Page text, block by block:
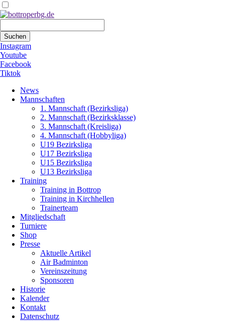
Suchen
Instagram
Youtube
Facebook
Tiktok
überspringen
News
Mannschaften
1. Mannschaft (Bezirksliga)
2. Mannschaft (Bezirksklasse)
3. Mannschaft (Kreisliga)
4. Mannschaft (Hobbyliga)
U19 Bezirksliga
U17 Bezirksliga
U15 Bezirksliga
U13 Bezirksliga
Training
Training in Bottrop
Training in Kirchhellen
Trainerteam
Mitgliedschaft
Turniere
Shop
Presse
Aktuelle Artikel
Air Badminton
Vereinszeitung
Sponsoren
Historie
Kalender
Kontakt
Datenschutz